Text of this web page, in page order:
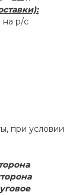
на р/с
при условии